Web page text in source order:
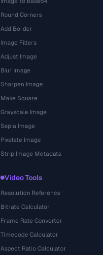
Round Corners
Add Border
Image Filters
Adjust Image
Blur Image
Sharpen Image
Make Square
Grayscale Image
Sepia Image
Pixelate Image
Strip Image Metadata
Video Tools
Resolution Reference
Bitrate Calculator
Frame Rate Converter
Timecode Calculator
Aspect Ratio Calculator